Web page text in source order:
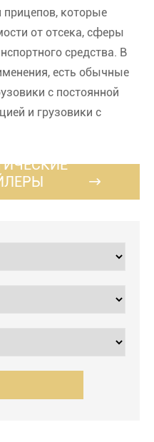
прицепов, которые
от отсека, сферы
средства. В
есть обычные
с постоянной
и грузовики с
